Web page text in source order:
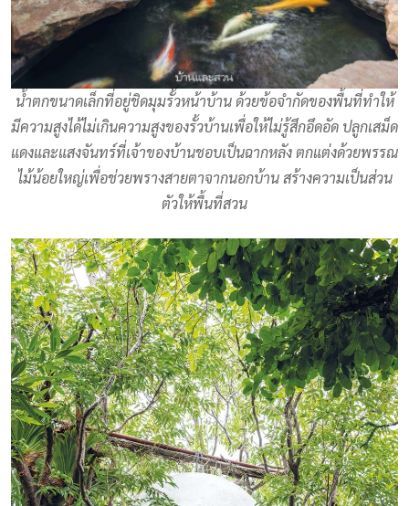
น้ำตกขนาดเล็กที่อยู่ชิดมุมรั้วหน้าบ้าน ด้วยข้อจำกัดของพื้นที่ทำให้
มีความสูงได้ไม่เกินความสูงของรั้วบ้านเพื่อให้ไม่รู้สึกอึดอัด ปลูกเสม็ด
แดงและแสงจันทร์ที่เจ้าของบ้านชอบเป็นฉากหลัง ตกแต่งด้วยพรรณ
ไม้น้อยใหญ่เพื่อช่วยพรางสายตาจากนอกบ้าน สร้างความเป็นส่วน
ตัวให้พื้นที่สวน